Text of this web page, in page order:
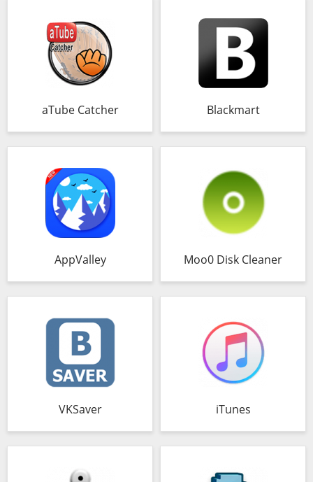
aTube Catcher Blackmart
AppValley Moo0 Disk Cleaner
VKSaver iTunes